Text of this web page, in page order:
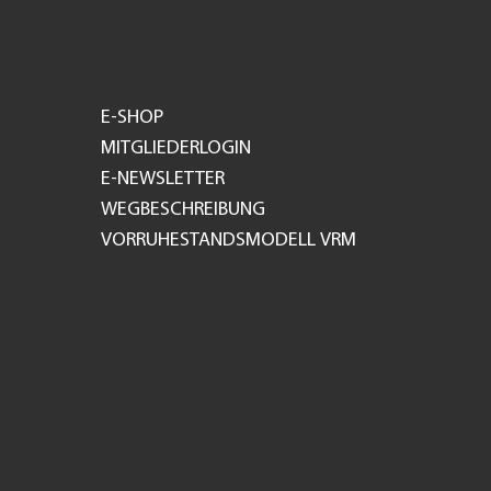
E-SHOP
MITGLIEDERLOGIN
E-NEWSLETTER
WEGBESCHREIBUNG
VORRUHESTANDSMODELL VRM